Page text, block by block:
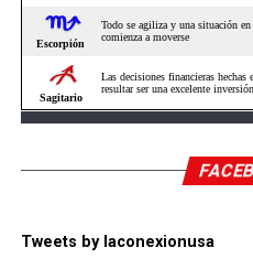
Tweets by laconexionusa